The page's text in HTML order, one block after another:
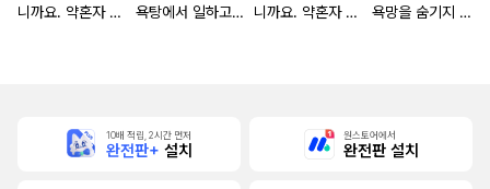
니까요. 약혼자 방
욕탕에서 일하고
니까요. 약혼자 방
욕망을 숨기지 않
10배 적립, 2시간 먼저
완전판+ 설치
원스토어에서
완전판 설치